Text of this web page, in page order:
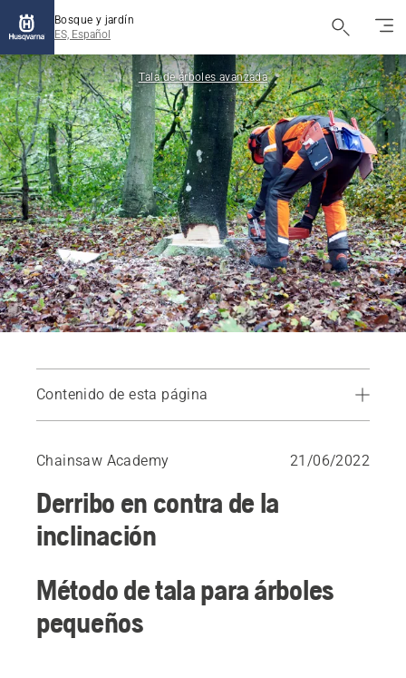
Bosque y jardín
ES, Español
Tala de árboles avanzada
Contenido de esta página
Método de tala para árboles grandes
Chainsaw Academy 21/06/2022
Derribo en contra de la
inclinación
Método de tala para árboles
pequeños